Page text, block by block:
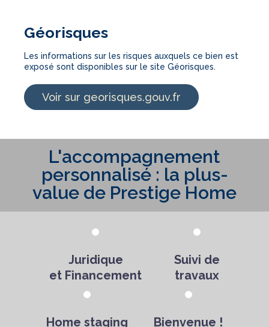
Géorisques
Les informations sur les risques auxquels ce bien est
exposé sont disponibles sur le site Géorisques.
Voir sur georisques.gouv.fr
L'accompagnement
personnalisé : la plus-
value de Prestige Home
Juridique
et Financement
Suivi de
travaux
Home staging Bienvenue !